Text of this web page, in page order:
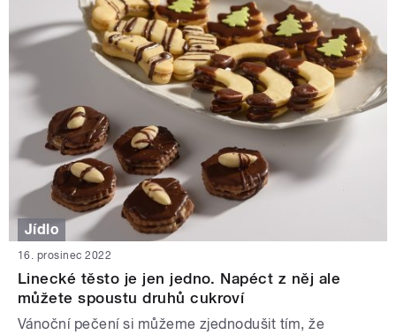
Jídlo
16. prosinec 2022
Linecké těsto je jen jedno. Napéct z něj ale
můžete spoustu druhů cukroví
Vánoční pečení si můžeme zjednodušit tím, že